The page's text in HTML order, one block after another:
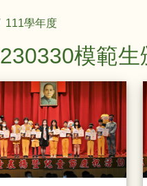
頁
111學年度
模範生
列表